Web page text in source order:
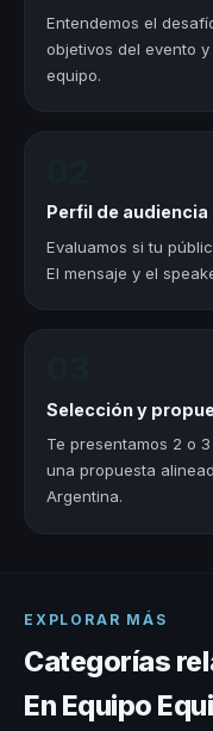
Entendemos el
objetivos del evento
equipo.
Perfil de audiencia
Evaluamos si tu
El mensaje y el
Selección y
Te presentamos 2 o
una propuesta
Argentina.
EXPLORAR MÁS
Categorías
En Equipo